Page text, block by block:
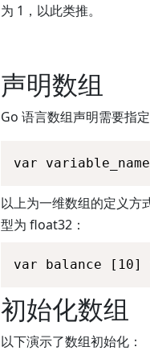
为 1，以此类推。
声明数组
Go 语言数组声明需要指
var
以上为一维数组的定义方
型为 float32：
var balance [10]
初始化数组
以下演示了数组初始化：